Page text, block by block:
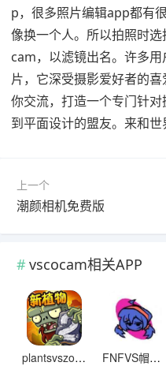
p，很多照片编辑app都有
像换一个人。所以拍照时
cam，以滤镜出名。许多
片，它深受摄影爱好者的
你交流，打造一个专门针
到平面设计的盟友。来和世
上一个
潮颜相机免费版
vscocam相关APP
plantsvszombies2 FNFVS帽子米塔中文版